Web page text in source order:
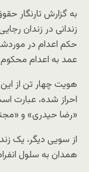
زندانی در زندان
حکم اعدام در
عمد به اعدام
هویت چهار تن از
احراز شده، عبارت
«رضا حیدری» و
از سویی دیگر، یک
همدان به سلول